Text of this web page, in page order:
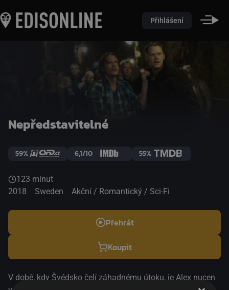
Přihlášení
Nepředstavitelné
59% 6,1/10 55%
123 minut
2018
Sweden Akční / Romantický / Sci-Fi
Přehrát
Koupit
V době, kdy Švédsko čelí záhadnému útoku, je Alex nucen